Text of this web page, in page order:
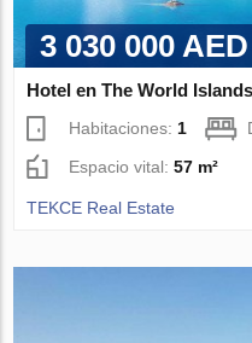
3 030 000 AED
Hotel en The World
Habitaciones: 1
Espacio vital:57 m²
TEKCE Real Estate